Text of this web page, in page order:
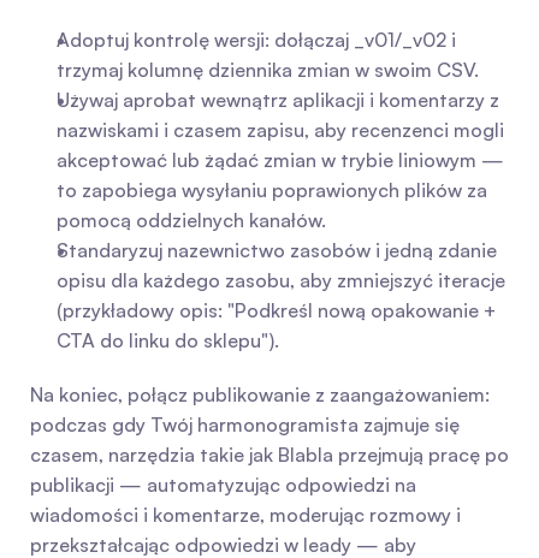
Adoptuj kontrolę wersji: dołączaj _v01/_v02 i
trzymaj kolumnę dziennika zmian w swoim CSV.
Używaj aprobat wewnątrz aplikacji i komentarzy z
nazwiskami i czasem zapisu, aby recenzenci mogli
akceptować lub żądać zmian w trybie liniowym —
to zapobiega wysyłaniu poprawionych plików za
pomocą oddzielnych kanałów.
Standaryzuj nazewnictwo zasobów i jedną zdanie
opisu dla każdego zasobu, aby zmniejszyć iteracje
(przykładowy opis: "Podkreśl nową opakowanie +
CTA do linku do sklepu").
Na koniec, połącz publikowanie z zaangażowaniem:
podczas gdy Twój harmonogramista zajmuje się
czasem, narzędzia takie jak Blabla przejmują pracę po
publikacji — automatyzując odpowiedzi na
wiadomości i komentarze, moderując rozmowy i
przekształcając odpowiedzi w leady — aby